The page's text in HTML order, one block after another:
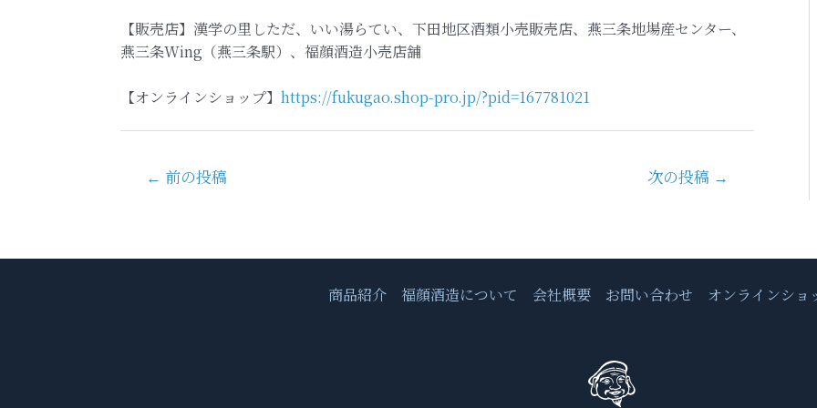
【販売店】漢学の里しただ、いい湯らてい、下田地区酒類小売販売店、燕三条地場産センター、
燕三条Wing（燕三条駅）、福顔酒造小売店舗
【オンラインショップ】 https://fukugao.shop-pro.jp/?pid=167781021
ゲ
← 前の投稿 次の投稿 →
商品紹介 福顔酒造について 会社概要 お問い合わせ オンラインショ